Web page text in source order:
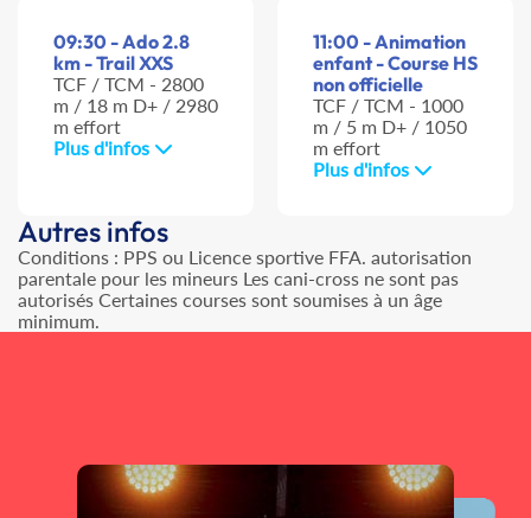
09:30 - Ado 2.8
km - Trail XXS
TCF / TCM - 2800
m / 18 m D+ / 2980
m effort
Plus d'infos
11:00 - Animation
enfant - Course HS
non officielle
TCF / TCM - 1000
m / 5 m D+ / 1050
m effort
Plus d'infos
Autres infos
Conditions : PPS ou Licence sportive FFA. autorisation
parentale pour les mineurs Les cani-cross ne sont pas
autorisés Certaines courses sont soumises à un âge
minimum.